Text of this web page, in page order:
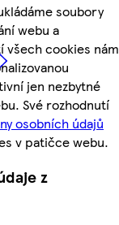
soubory
webu a
všech cookies nám
jen nezbytné
Své rozhodnutí
osobních údajů
v patičce webu.
z